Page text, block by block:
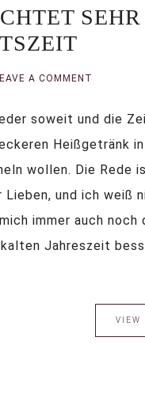
A COMMENT
soweit und die
Heißgetränk
wollen. Die Rede
und ich weiß
immer auch noch
Jahreszeit
VIEW